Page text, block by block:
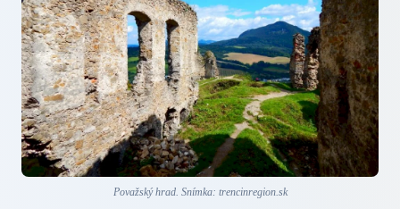
Považský hrad. Snímka: trencinregion.sk